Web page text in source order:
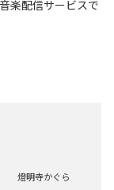
楽配信サービスで
燈明寺かぐら